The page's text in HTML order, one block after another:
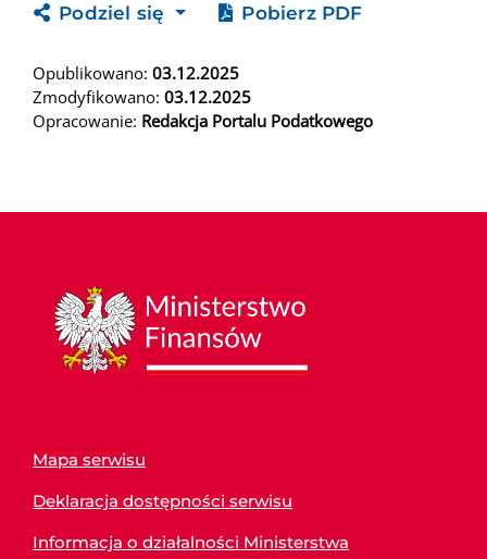
Podziel się Pobierz PDF
Opublikowano: 03.12.2025
Zmodyfikowano: 03.12.2025
Opracowanie: Redakcja Portalu Podatkowego
Mapa serwisu
Deklaracja dostępności serwisu
Informacja o działalności Ministerstwa